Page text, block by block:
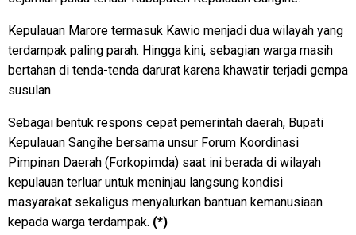
Kepulauan Marore termasuk Kawio menjadi dua wilayah yang
terdampak paling parah. Hingga kini, sebagian warga masih
bertahan di tenda-tenda darurat karena khawatir terjadi gempa
susulan.
Sebagai bentuk respons cepat pemerintah daerah, Bupati
Kepulauan Sangihe bersama unsur Forum Koordinasi
Pimpinan Daerah (Forkopimda) saat ini berada di wilayah
kepulauan terluar untuk meninjau langsung kondisi
masyarakat sekaligus menyalurkan bantuan kemanusiaan
kepada warga terdampak. (*)